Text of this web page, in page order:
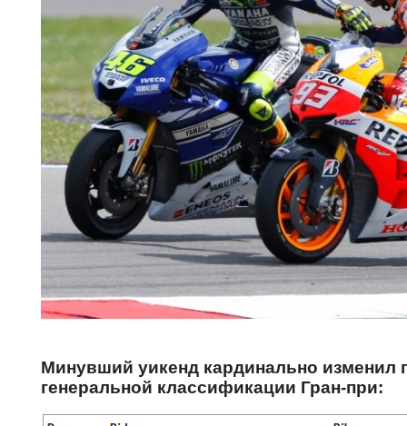
Минувший уикенд кардинально изменил
генеральной классификации Гран-при: